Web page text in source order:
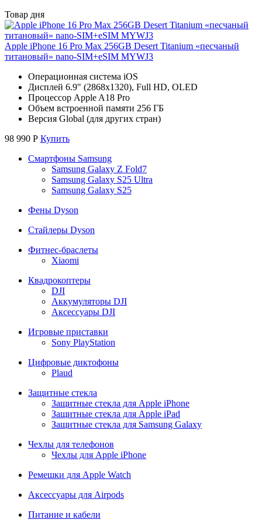
Товар дня
Apple iPhone 16 Pro Max 256GB Desert Titanium «песчаный
титановый» nano-SIM+eSIM MYWJ3
Операционная система iOS
Дисплей 6.9" (2868x1320), Full HD, OLED
Процессор Apple A18 Pro
Объем встроенной памяти 256 ГБ
Версия Global (для других стран)
98 990 Р Купить
Смартфоны Samsung
Samsung Galaxy Z Fold7
Samsung Galaxy S25 Ultra
Samsung Galaxy S25
Фены Dyson
Стайлеры Dyson
Фитнес-браслеты
Xiaomi
Квадрокоптеры
DJI
Аккумуляторы DJI
Аксессуары DJI
Игровые приставки
Sony PlayStation
Цифровые диктофоны
Plaud
Защитные стекла
Защитные стекла для Apple iPhone
Защитные стекла для Apple iPad
Защитные стекла для Samsung Galaxy
Чехлы для телефонов
Чехлы для Apple iPhone
Ремешки для Apple Watch
Аксессуары для Airpods
Питание и кабели